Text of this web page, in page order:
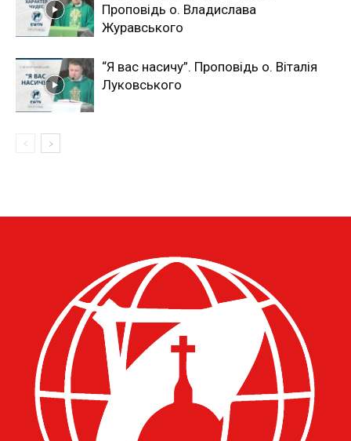
Проповідь о. Владислава
Журавського
“Я вас насичу”. Проповідь о. Віталія
Луковського